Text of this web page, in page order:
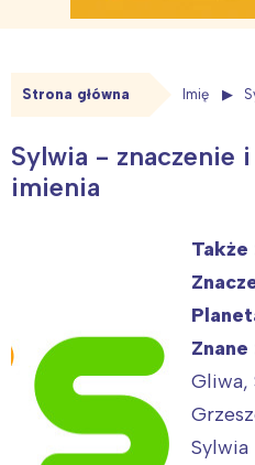
Strona główna Imię
Sylwia - znaczenie
imienia
Także
Znane
Gliwa,
Sylwia